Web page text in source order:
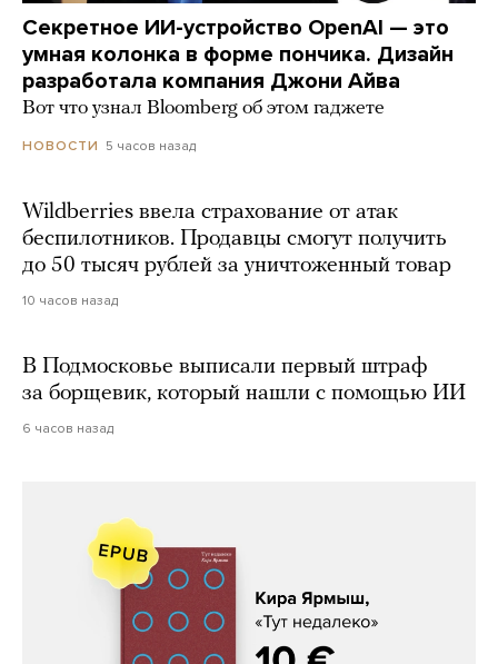
Секретное ИИ-устройство OpenAI — это
умная колонка в форме пончика. Дизайн
разработала компания Джони Айва
Вот что узнал Bloomberg об этом гаджете
НОВОСТИ 5 часов назад
Wildberries ввела страхование от атак
беспилотников. Продавцы смогут получить
до 50 тысяч рублей за уничтоженный товар
10 часов назад
В Подмосковье выписали первый штраф
за борщевик, который нашли с помощью ИИ
6 часов назад